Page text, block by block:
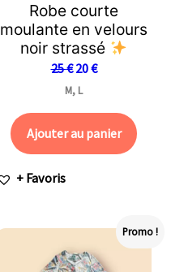
Robe courte
moulante en velours
noir strassé
25€ 20€
M, L
Ajouter au panier
+ Favoris
Promo !